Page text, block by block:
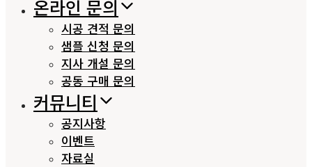
온라인 문의
시공 견적 문의
샘플 신청 문의
지사 개설 문의
공동 구매 문의
커뮤니티
공지사항
이벤트
자료실